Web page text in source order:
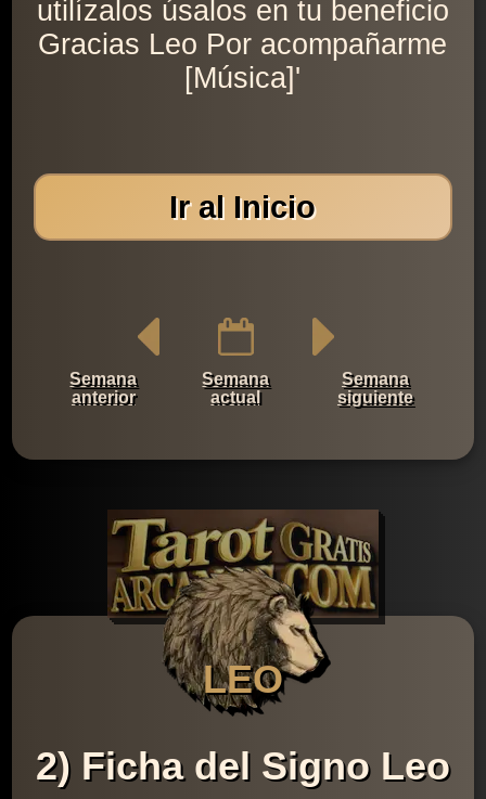
utilízalos úsalos en tu beneficio
Gracias Leo Por acompañarme
[Música]'
Ir al Inicio
Semana
anterior
Semana
actual
Semana
siguiente
LEO
2) Ficha del Signo Leo